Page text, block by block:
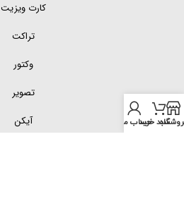
کارت ویزیت
تراکت
وکتور
تصویر
آیکن
سبد خریدحساب من